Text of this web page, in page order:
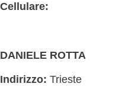
Cellulare:
DANIELE ROTTA
Indirizzo: Trieste